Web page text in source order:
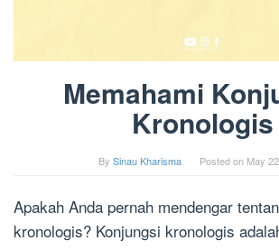
Memahami
Kronologis
By Sinau Kharisma Posted on May
Apakah Anda pernah mendengar
kronologis? Konjungsi kronologis